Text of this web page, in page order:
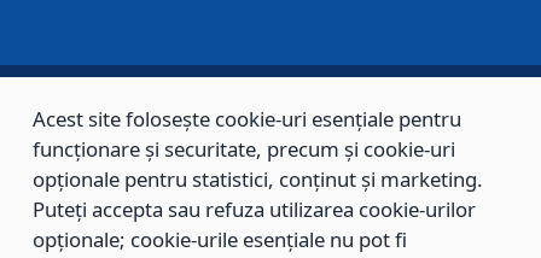
Copyright © 2002 - 2026 - PRIMĂRIA MUNICIPIULUI BRAȘOV, toate drepturile
rezervate.
Sitemap Contact
Acest site folosește cookie-uri esențiale pentru
funcționare și securitate, precum și cookie-uri
opționale pentru statistici, conținut și marketing.
Puteți accepta sau refuza utilizarea cookie-urilor
opționale; cookie-urile esențiale nu pot fi